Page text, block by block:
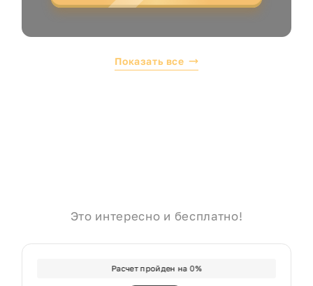
Показать все
Это интересно и бесплатно!
Расчет пройден на0%